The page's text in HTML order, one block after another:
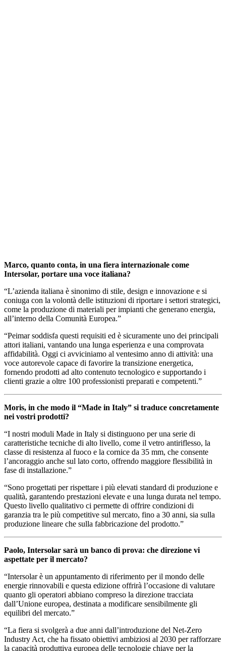
Marco, quanto conta, in una fiera internazionale come
Intersolar, portare una voce italiana?
“L’azienda italiana è sinonimo di stile, design e innovazione e si
coniuga con la volontà delle istituzioni di riportare i settori strategici,
come la produzione di materiali per impianti che generano energia,
all’interno della Comunità Europea.”
“Peimar soddisfa questi requisiti ed è sicuramente uno dei principali
attori italiani, vantando una lunga esperienza e una comprovata
affidabilità. Oggi ci avviciniamo al ventesimo anno di attività: una
voce autorevole capace di favorire la transizione energetica,
fornendo prodotti ad alto contenuto tecnologico e supportando i
clienti grazie a oltre 100 professionisti preparati e competenti.”
Moris, in che modo il “Made in Italy” si traduce concretamente
nei vostri prodotti?
“I nostri moduli Made in Italy si distinguono per una serie di
caratteristiche tecniche di alto livello, come il vetro antiriflesso, la
classe di resistenza al fuoco e la cornice da 35 mm, che consente
l’ancoraggio anche sul lato corto, offrendo maggiore flessibilità in
fase di installazione.”
“Sono progettati per rispettare i più elevati standard di produzione e
qualità, garantendo prestazioni elevate e una lunga durata nel tempo.
Questo livello qualitativo ci permette di offrire condizioni di
garanzia tra le più competitive sul mercato, fino a 30 anni, sia sulla
produzione lineare che sulla fabbricazione del prodotto.”
Paolo, Intersolar sarà un banco di prova: che direzione vi
aspettate per il mercato?
“Intersolar è un appuntamento di riferimento per il mondo delle
energie rinnovabili e questa edizione offrirà l’occasione di valutare
quanto gli operatori abbiano compreso la direzione tracciata
dall’Unione europea, destinata a modificare sensibilmente gli
equilibri del mercato.”
“La fiera si svolgerà a due anni dall’introduzione del Net-Zero
Industry Act, che ha fissato obiettivi ambiziosi al 2030 per rafforzare
la capacità produttiva europea delle tecnologie chiave per la